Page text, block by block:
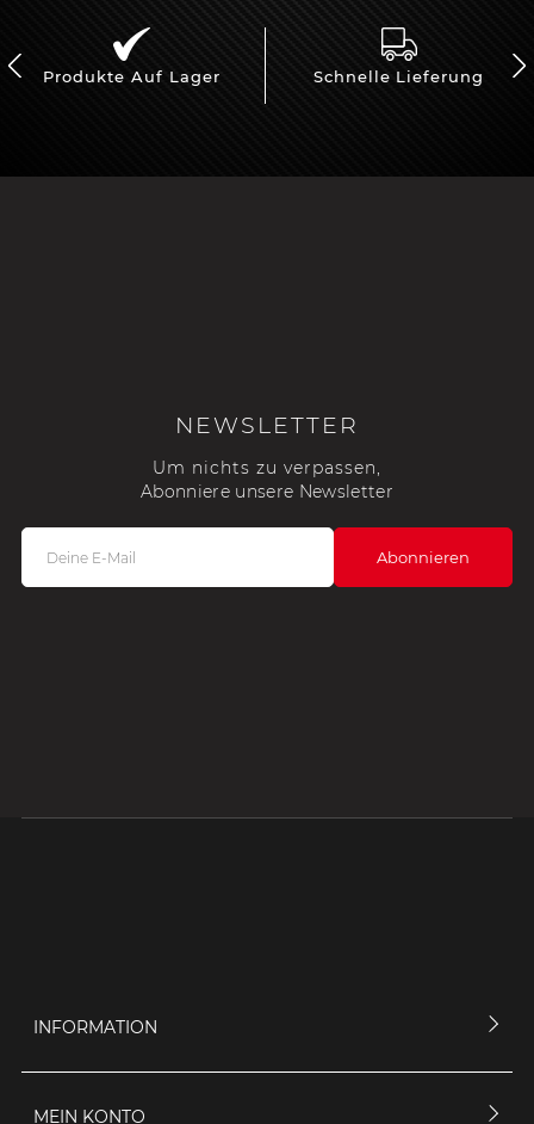
Produkte Auf Lager Schnelle Lieferung
NEWSLETTER
Um nichts zu verpassen,
Abonniere unsere Newsletter
INFORMATION
MEIN KONTO